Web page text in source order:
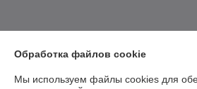
Обработка файлов cookie
Мы используем файлы cookies для